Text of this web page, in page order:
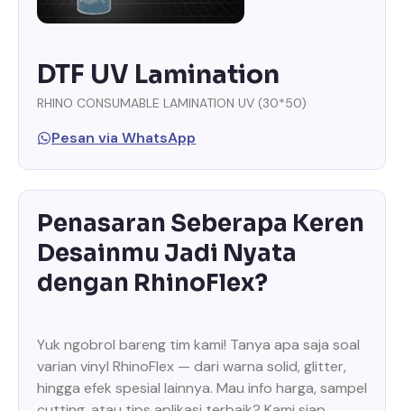
DTF UV Lamination
RHINO CONSUMABLE LAMINATION UV (30*50)
Pesan via WhatsApp
Penasaran Seberapa Keren
Desainmu Jadi Nyata
dengan RhinoFlex?
Yuk ngobrol bareng tim kami! Tanya apa saja soal
varian vinyl RhinoFlex — dari warna solid, glitter,
hingga efek spesial lainnya. Mau info harga, sampel